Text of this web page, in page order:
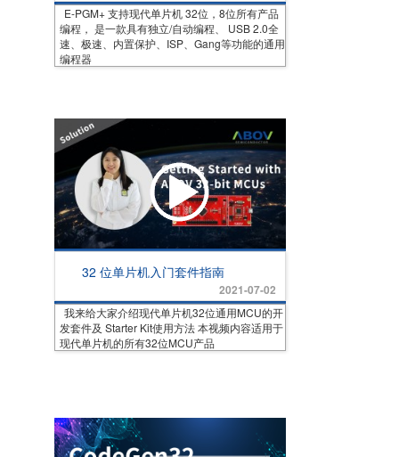
E-PGM+ 支持现代单片机 32位，8位所有产品
编程， 是一款具有独立/自动编程、 USB 2.0全
速、极速、内置保护、ISP、Gang等功能的通用
编程器
32 位单片机入门套件指南
2021-07-02
我来给大家介绍现代单片机32位通用MCU的开
发套件及 Starter Kit使用方法 本视频内容适用于
现代单片机的所有32位MCU产品